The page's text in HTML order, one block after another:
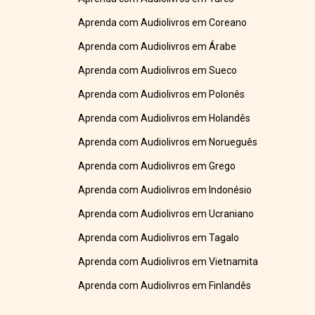
Aprenda com Audiolivros em Coreano
Aprenda com Audiolivros em Árabe
Aprenda com Audiolivros em Sueco
Aprenda com Audiolivros em Polonês
Aprenda com Audiolivros em Holandês
Aprenda com Audiolivros em Norueguês
Aprenda com Audiolivros em Grego
Aprenda com Audiolivros em Indonésio
Aprenda com Audiolivros em Ucraniano
Aprenda com Audiolivros em Tagalo
Aprenda com Audiolivros em Vietnamita
Aprenda com Audiolivros em Finlandês